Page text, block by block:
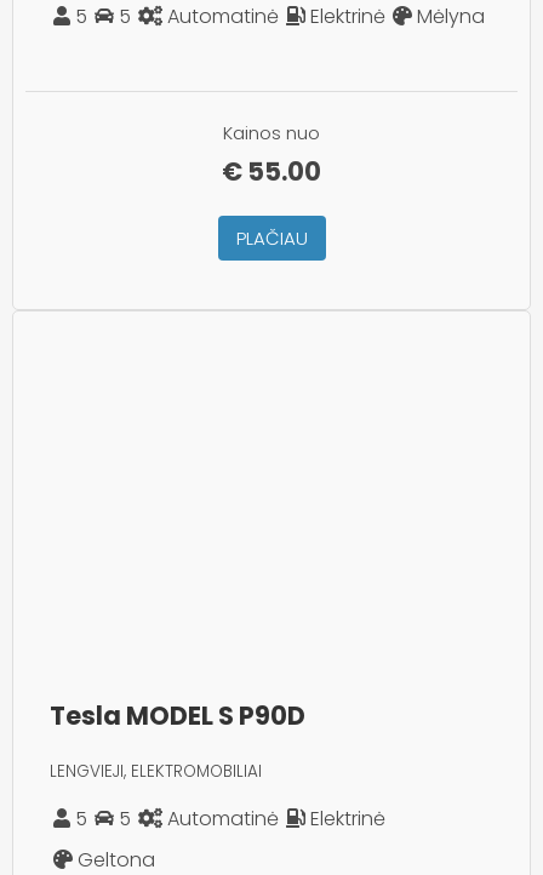
5 5 Automatinė Elektrinė Mėlyna
Kainos nuo
€ 55.00
PLAČIAU
Tesla MODEL S P90D
LENGVIEJI, ELEKTROMOBILIAI
5 5 Automatinė
Elektrinė
Geltona